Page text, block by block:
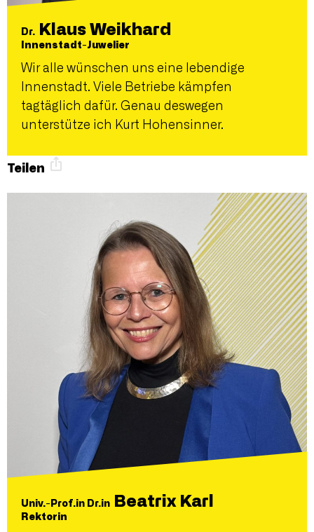
Dr. Klaus Weikhard
Innenstadt-Juwelier
Wir alle wünschen uns eine lebendige
Innenstadt. Viele Betriebe kämpfen
tagtäglich dafür. Genau deswegen
unterstütze ich Kurt Hohensinner.
Teilen
Univ.-Prof.in Dr.in Beatrix Karl
Rektorin